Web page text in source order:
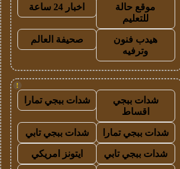
موقع حالة
للتعليم
اخبار 24 ساعة
هيدب فنون
وترفيه
صحيفة العالم
!
شدات ببجي
اقساط
شدات ببجي تمارا
شدات ببجي تمارا شدات ببجي تابي
شدات ببجي تابي ايتونز امريكي